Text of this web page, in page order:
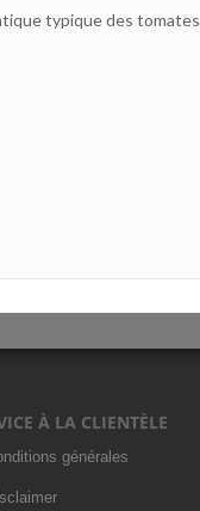
typique des tomates
À LA CLIENTÈLE
générales